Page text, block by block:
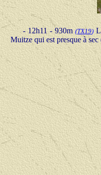
- 12h11 - 930m(TX19)
Muitze qui est presque à